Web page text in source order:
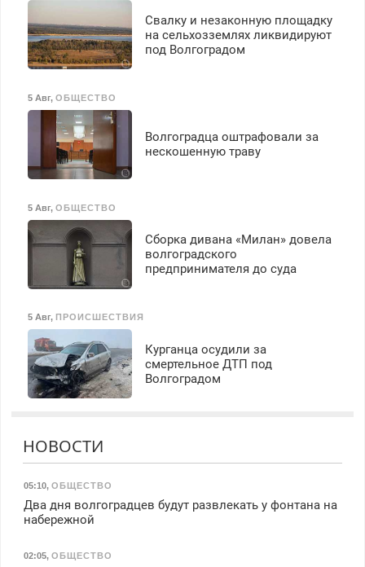
Свалку и незаконную площадку
на сельхозземлях ликвидируют
под Волгоградом
5 Авг, ОБЩЕСТВО
Волгоградца оштрафовали за
нескошенную траву
5 Авг, ОБЩЕСТВО
Сборка дивана «Милан» довела
волгоградского
предпринимателя до суда
5 Авг, ПРОИСШЕСТВИЯ
Курганца осудили за
смертельное ДТП под
Волгоградом
НОВОСТИ
05:10, ОБЩЕСТВО
Два дня волгоградцев будут развлекать у фонтана на
набережной
02:05, ОБЩЕСТВО